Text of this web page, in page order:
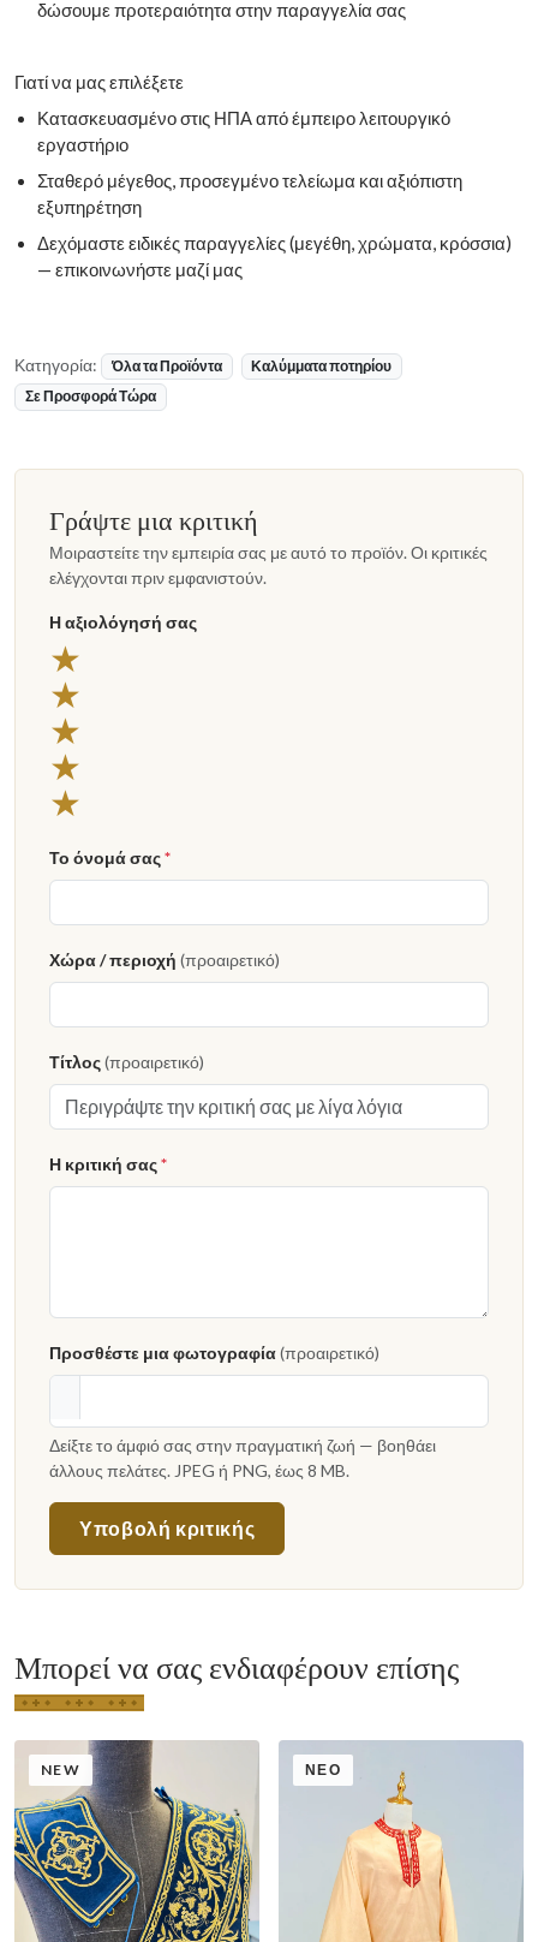
δώσουμε προτεραιότητα στην παραγγελία σας
Γιατί να μας επιλέξετε
Κατασκευασμένο στις ΗΠΑ από έμπειρο λειτουργικό
εργαστήριο
Σταθερό μέγεθος, προσεγμένο τελείωμα και αξιόπιστη
εξυπηρέτηση
Δεχόμαστε ειδικές παραγγελίες (μεγέθη, χρώματα, κρόσσια)
— επικοινωνήστε μαζί μας
Κατηγορία: Όλα τα Προϊόντα
Καλύμματα ποτηρίου
Σε Προσφορά Τώρα
Γράψτε μια κριτική
Μοιραστείτε την εμπειρία σας με αυτό το προϊόν. Οι κριτικές
ελέγχονται πριν εμφανιστούν.
Η αξιολόγησή σας
★
★
★
★
★
Το όνομά σας*
Χώρα / περιοχή (προαιρετικό)
Τίτλος(προαιρετικό)
Η κριτική σας*
Προσθέστε μια φωτογραφία(προαιρετικό)
Δείξτε το άμφιό σας στην πραγματική ζωή — βοηθάει
άλλους πελάτες. JPEG ή PNG, έως 8 MB.
Υποβολή κριτικής
Μπορεί να σας ενδιαφέρουν επίσης
NEW ΝΈΟ